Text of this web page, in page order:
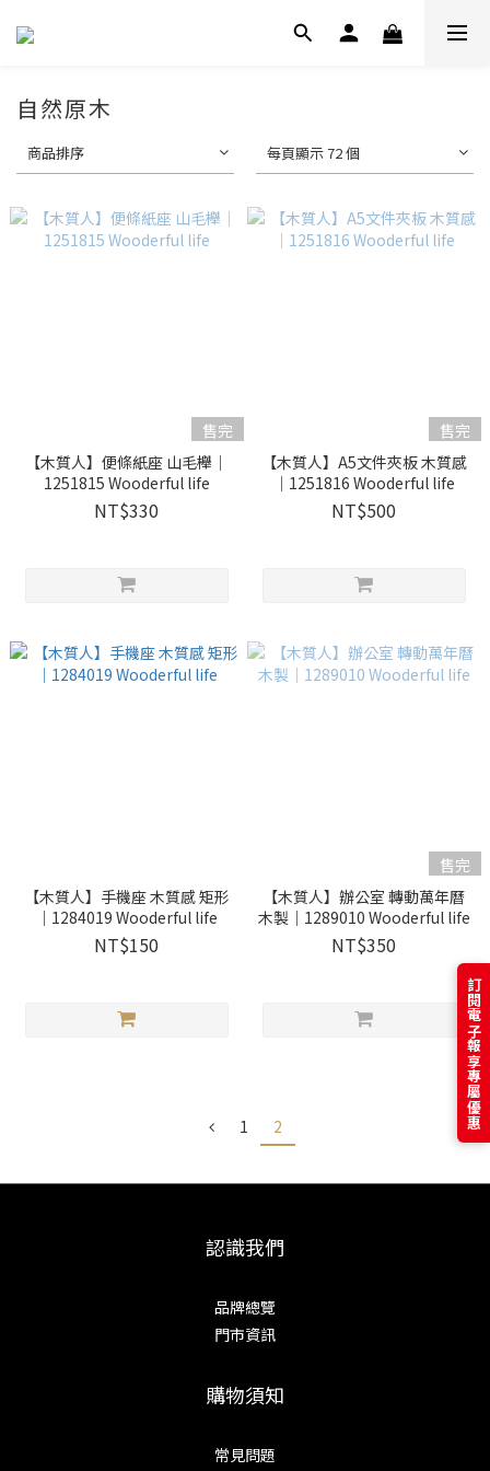
自然原木
商品排序 每頁顯示 72 個
售完
【木質人】便條紙座 山毛櫸｜
1251815 Wooderful life
NT$330
售完
【木質人】A5文件夾板 木質感
｜1251816 Wooderful life
NT$500
【木質人】手機座 木質感 矩形
｜1284019 Wooderful life
NT$150
售完
【木質人】辦公室 轉動萬年曆
木製｜1289010 Wooderful life
NT$350
1 2
認識我們
品牌總覽
門市資訊
購物須知
常見問題
訂閱電子報享專屬優惠